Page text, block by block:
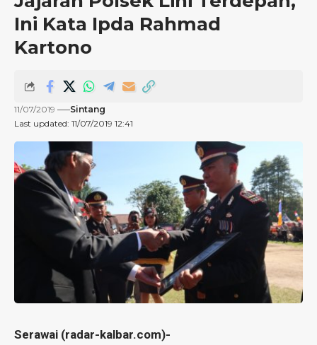
Ini Kata Ipda Rahmad
Kartono
Last updated: 11/07/2019 12:41
11/07/2019 Sintang
Serawai (radar-kalbar.com)-